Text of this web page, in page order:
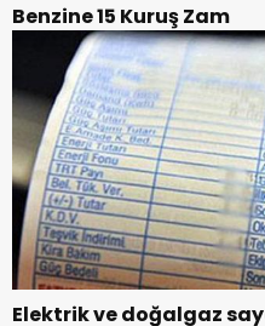
Benzine 15 Kuruş Zam
Elektrik ve doğalgaz